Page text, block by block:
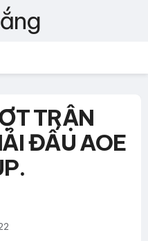
TRẬN
ĐẤU AOE